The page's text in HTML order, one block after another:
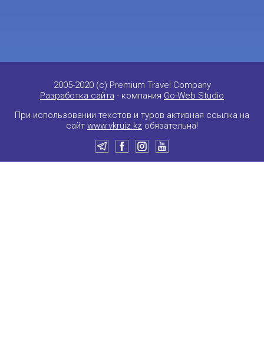
2005-2020 (c) Premium Travel Company
Разработка сайта - компания Go-Web Studio
При использовании текстов и туров активная ссылка на
сайт www.vkruiz.kz обязательна!